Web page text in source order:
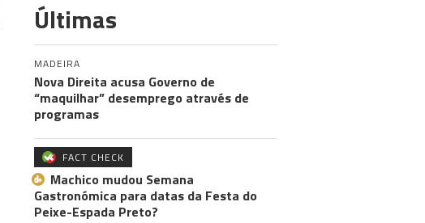
Últimas
MADEIRA
Nova Direita acusa Governo de
“maquilhar” desemprego através de
programas
FACT CHECK
Machico mudou Semana
Gastronómica para datas da Festa do
Peixe-Espada Preto?